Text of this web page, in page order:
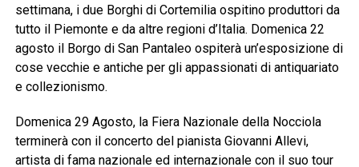
settimana, i due Borghi di Cortemilia ospitino produttori da
tutto il Piemonte e da altre regioni d’Italia. Domenica 22
agosto il Borgo di San Pantaleo ospiterà un’esposizione di
cose vecchie e antiche per gli appassionati di antiquariato
e collezionismo.
Domenica 29 Agosto, la Fiera Nazionale della Nocciola
terminerà con il concerto del pianista Giovanni Allevi,
artista di fama nazionale ed internazionale con il suo tour